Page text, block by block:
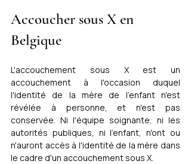
Accoucher sous X en
Belgique
L'accouchement sous X est un
accouchement à l'occasion duquel
l'identité de la mère de l'enfant n'est
révélée à personne, et n'est pas
conservée. Ni l'équipe soignante, ni les
autorités publiques, ni l'enfant, n'ont ou
n'auront accès à l'identité de la mère dans
le cadre d'un accouchement sous X.